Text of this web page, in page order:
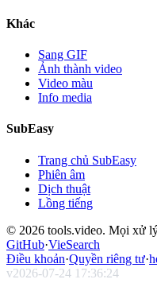
Khác
Sang GIF
Ảnh thành video
Video màu
Info media
SubEasy
Trang chủ SubEasy
Phiên âm
Dịch thuật
Lồng tiếng
© 2026 tools.video. Mọi xử
GitHub·VieSearch
Điều khoản·Quyền riêng tư·
v2026-07-24 17:36:24